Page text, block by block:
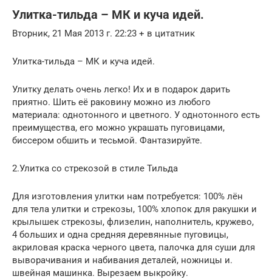
Улитка-тильда – МК и куча идей.
Вторник, 21 Мая 2013 г. 22:23 + в цитатник
Улитка-тильда – МК и куча идей.
Улитку делать очень легко! Их и в подарок дарить
приятно. Шить её раковину можно из любого
материала: однотонного и цветного. У однотонного есть
преимущества, его можно украшать пуговицами,
биссером обшить и тесьмой. Фантазируйте.
2.Улитка со стрекозой в стиле Тильда
Для изготовления улитки нам потребуется: 100% лён
для тела улитки и стрекозы, 100% хлопок для ракушки и
крылышек стрекозы, флизелин, наполнитель, кружево,
4 больших и одна средняя деревянные пуговицы,
акриловая краска черного цвета, палочка для суши для
выворачивания и набивания деталей, ножницы и.
швейная машинка. Вырезаем выкройку.